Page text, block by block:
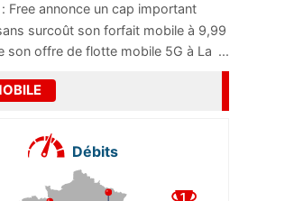
Free annonce un cap important
...
surcoût son forfait mobile à 9,99
son offre de flotte mobile 5G à La ...
Débits